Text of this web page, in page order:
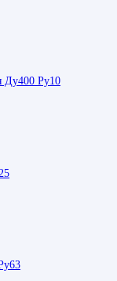
Ду400 Ру10